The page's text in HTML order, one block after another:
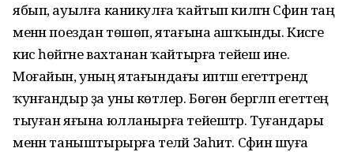
ябып, ауылға каникулға ҡайтып килгән Сәфинә таң
менән поездан төшөп, ятағына ашҡынды. Кисәге
кис һөйгәне вахтанан ҡайтырға тейеш ине.
Моғайын, уның ятағындағы иптәш егеттәрендә
ҡунғандыр ҙа уны көтәлер. Бөгөн бергәләп егеттең
тыуған яғына юлланырға тейештәр. Туғандары
менән таныштырырға теләй Заһит. Сәфинә шуға